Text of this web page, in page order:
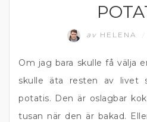
av HELENA
Om jag bara skulle få välja
skulle äta resten av livet
potatis. Den är oslagbar
tusan när den är bakad.